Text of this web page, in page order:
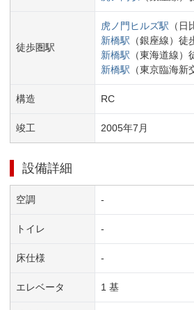
徒歩圏駅
虎ノ門ヒルズ駅 （ 日
新橋駅 （銀座線） 徒
新橋駅 （東海道線）
新橋駅 （東京臨海新
構造 RC
竣工 2005年7 月
設備詳細
空調 -
トイレ -
床仕様 -
エレベータ 1 基